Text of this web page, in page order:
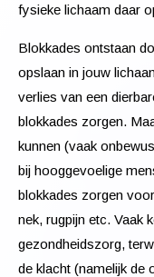
fysieke lichaam daar
Blokkades ontstaan
opslaan in jouw
verlies van een
blokkades zorgen.
kunnen (vaak
bij hooggevoelige
blokkades zorgen
nek, rugpijn etc. Vaak
gezondheidszorg,
de klacht (namelijk de